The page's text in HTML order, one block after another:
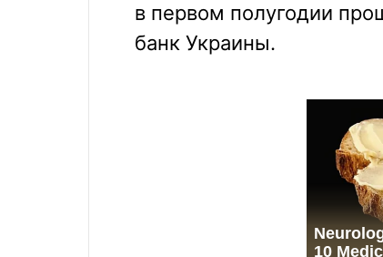
в первом полугодии
банк Украины.